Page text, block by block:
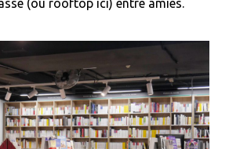
(ou rooftop ici) entre amies.